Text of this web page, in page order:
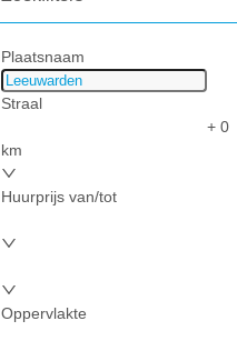
Plaatsnaam
Straal
+ 0
km
Huurprijs van/tot
Oppervlakte